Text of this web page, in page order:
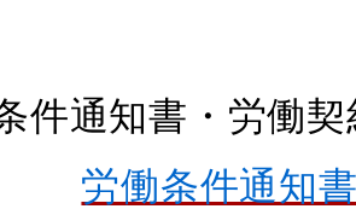
件通知書・労働
労働条件通知